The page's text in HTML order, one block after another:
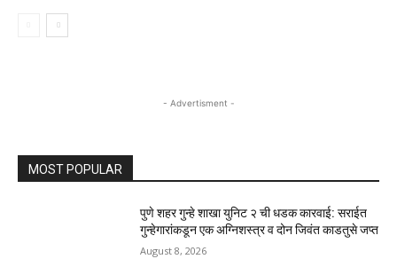
- Advertisment -
MOST POPULAR
पुणे शहर गुन्हे शाखा युनिट २ ची धडक कारवाई: सराईत
गुन्हेगारांकडून एक अग्निशस्त्र व दोन जिवंत काडतुसे जप्त
August 8, 2026